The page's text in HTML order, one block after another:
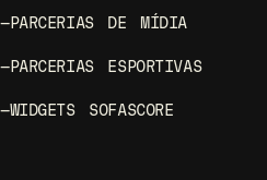
—PARCERIAS DE MÍDIA
—PARCERIAS ESPORTIVAS
—WIDGETS SOFASCORE